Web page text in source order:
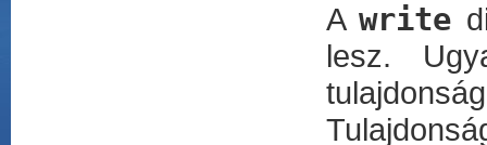
Awrite
lesz.